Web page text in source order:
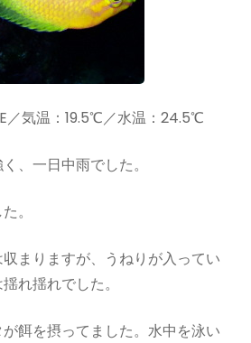
／気温：19.5℃／水温：24.5℃
、一日中雨でした。
。
まりますが、うねりが入ってい
れ揺れでした。
餌を摂ってました。水中を泳い